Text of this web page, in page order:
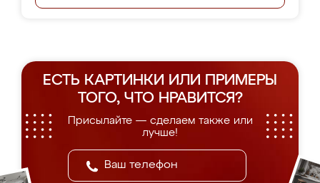
ЕСТЬ КАРТИНКИ ИЛИ ПРИМЕРЫ
ТОГО, ЧТО НРАВИТСЯ?
Присылайте — сделаем также или
лучше!